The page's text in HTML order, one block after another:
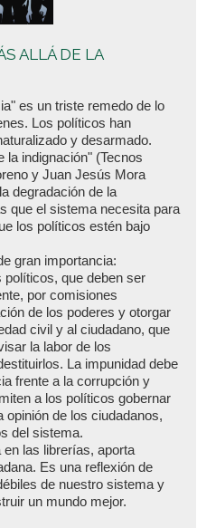
ALLÁ DE LA
es un triste remedo de lo
Los políticos han
y desarmado.
indignación" (Tecnos
y Juan Jesús Mora
degradación de la
que el sistema necesita para
los políticos estén bajo
gran importancia:
que deben ser
por comisiones
de los poderes y otorgar
civil y al ciudadano, que
la labor de los
La impunidad debe
frente a la corrupción y
a los políticos gobernar
opinión de los ciudadanos,
del sistema.
las librerías, aporta
Es una reflexión de
de nuestro sistema y
un mundo mejor.